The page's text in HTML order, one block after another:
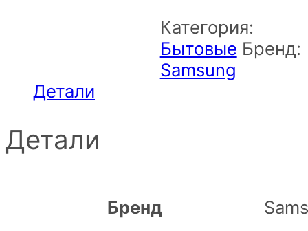
Категория:
Бытовые Бренд:
Samsung
Детали
Детали
Бренд